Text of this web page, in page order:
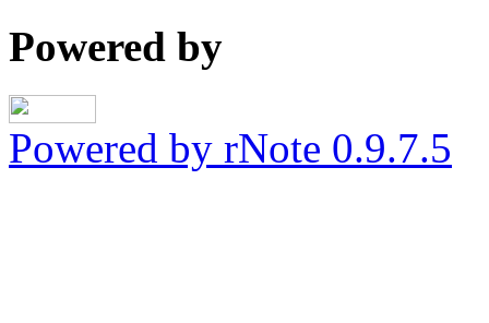
Powered by
Powered by rNote 0.9.7.5